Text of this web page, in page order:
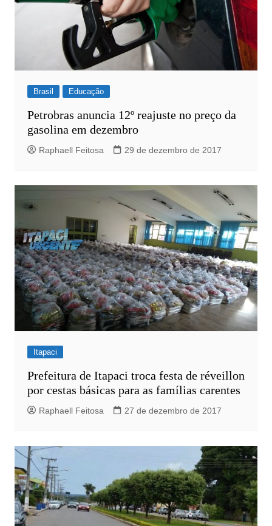
Brasil Educação
Petrobras anuncia 12º reajuste no preço da
gasolina em dezembro
Raphaell Feitosa 29 de dezembro de 2017
Itapaci
Prefeitura de Itapaci troca festa de réveillon
por cestas básicas para as famílias carentes
Raphaell Feitosa 27 de dezembro de 2017